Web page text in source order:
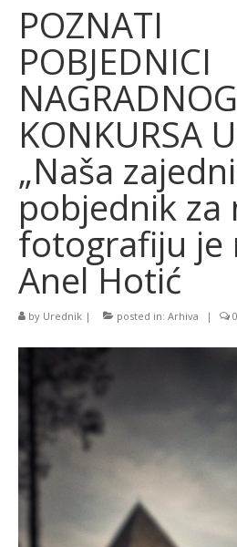
POZNATI
POBJEDNICI
NAGRADNOG
KONKURSA
„Naša
pobjednik za
fotografiju je
Anel Hotić
by Urednik | posted in: Arhiva | 0